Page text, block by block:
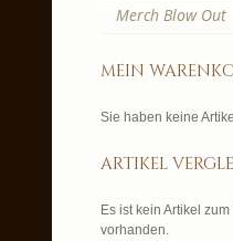
Merch Blow Out
mein
Sie haben keine
artikel
Es ist kein Artikel
vorhanden.